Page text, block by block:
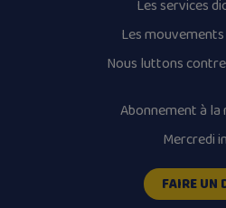
Les services
Les
Nous luttons
Abonnement à
Mercredi
FAIRE UN